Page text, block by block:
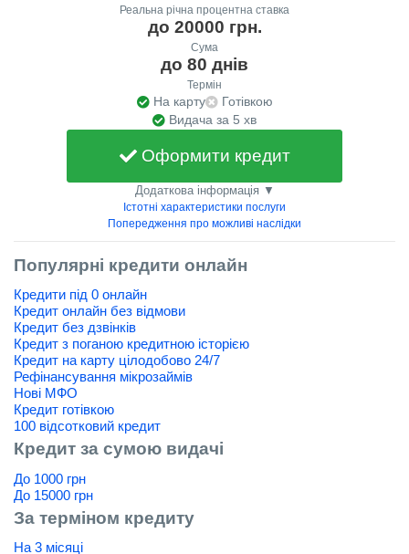
Реальна річна процентна ставка
до 20000 грн.
Сума
до 80 днів
Термін
На карту
Готівкою
Видача за 5 хв
Оформити кредит
Додаткова інформація ▼
Істотні характеристики послуги
Попередження про можливі наслідки
Популярні кредити онлайн
Кредити під 0 онлайн
Кредит онлайн без відмови
Кредит без дзвінків
Кредит з поганою кредитною історією
Кредит на карту цілодобово 24/7
Рефінансування мікрозаймів
Нові МФО
Кредит готівкою
100 відсотковий кредит
Кредит за сумою видачі
До 1000 грн
До 15000 грн
За терміном кредиту
На 3 місяці